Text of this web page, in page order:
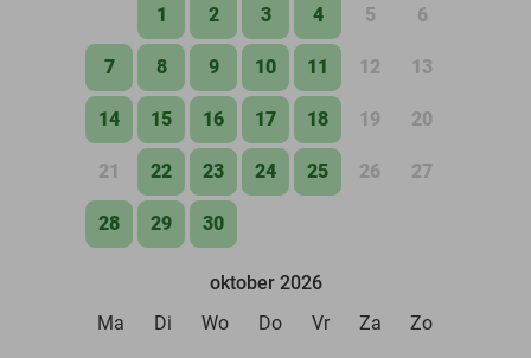
1 2 3 4 5 6
7 8 9 10 11 12 13
14 15 16 17 18 19 20
21 22 23 24 25 26 27
28 29 30
oktober 2026
Ma
Di Wo Do Vr Za Zo